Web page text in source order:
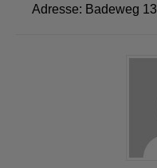
Adresse: Badeweg